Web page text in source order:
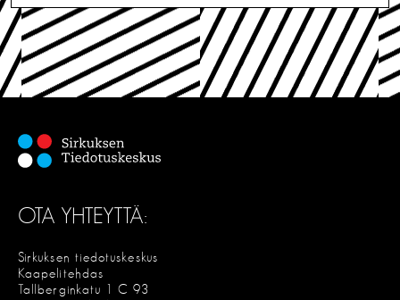
OTA YHTEYTTÄ:
Sirkuksen tiedotuskeskus
Kaapelitehdas
Tallberginkatu 1 C 93